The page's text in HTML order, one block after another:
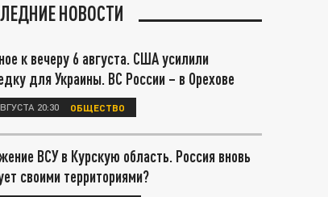
НОВОСТИ
к вечеру 6 августа. США усилили
для Украины. ВС России – в Орехове
20:30 ОБЩЕСТВО
ВСУ в Курскую область. Россия вновь
своими территориями?